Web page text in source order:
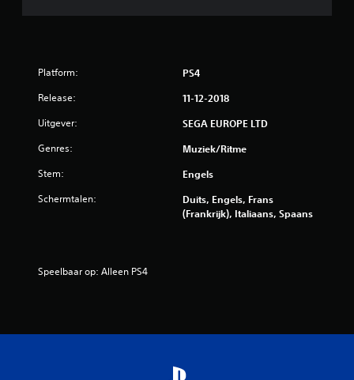
Platform: PS4
Release: 11-12-2018
Uitgever: SEGA EUROPE LTD
Genres: Muziek/ritme
Stem: Engels
Schermtalen:
Duits, Engels, Frans
(Frankrijk), Italiaans, Spaans
Speelbaar op: Alleen PS4